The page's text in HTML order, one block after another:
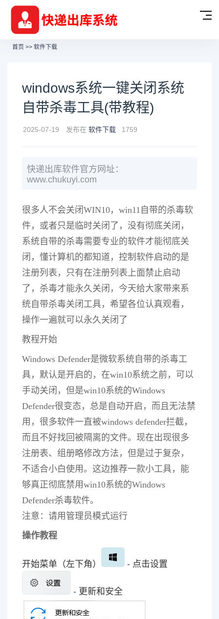
首页 >> 软件下载
windows系统一键关闭系统
自带杀毒工具(带教程)
2025-07-19 发布在 软件下载 1759
快递出库软件官方网址：
www.chukuyi.com
很多人不会关闭WIN10，win11自带的杀毒软
件，或者只是临时关闭了，没有彻底关闭，
系统自带的杀毒需要专业的软件才能彻底关
闭，懂计算机的都知道，控制软件启动的是
注册列表，只有在注册列表上面禁止启动
了，杀毒才能永久关闭，今天给大家带来系
统自带杀毒关闭工具，希望各位认真观看，
操作一遍就可以永久关闭了
教程开始
Windows Defender是微软系统自带的杀毒工
具，默认是开启的，在win10系统之前，可以
手动关闭，但是win10系统的Windows
Defender很变态，总是自动开启，而且无法禁
用，很多软件一直被windows defender拦截，
而且不好找回被隔离的文件。现在出现很多
注册表、组册略修改方法，但是过于复杂，
不适合小白使用。这边推荐一款小工具，能
够真正彻底禁用win10系统的Windows
Defender杀毒软件。
注意：请用管理员模式运行
操作教程
开始菜单（左下角） - 点击设置
- 更新和安全